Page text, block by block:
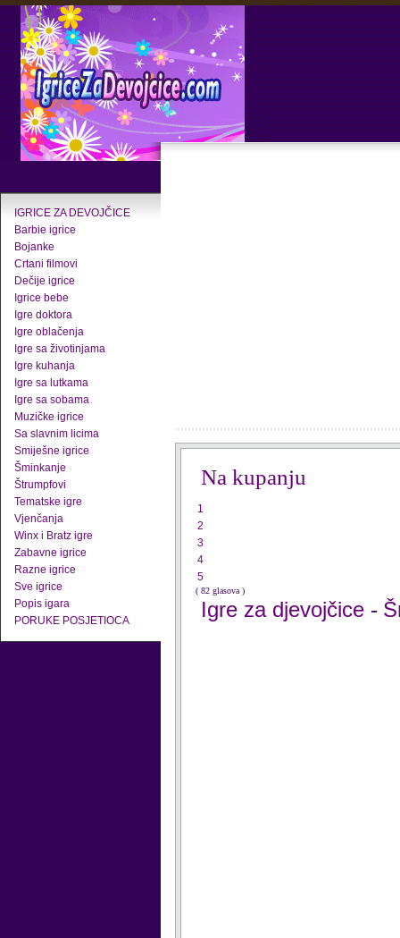
IGRICE ZA DEVOJČICE
Barbie igrice
Bojanke
Crtani filmovi
Dečije igrice
Igrice bebe
Igre doktora
Igre oblačenja
Igre sa životinjama
Igre kuhanja
Igre sa lutkama
Igre sa sobama
Muzičke igrice
Sa slavnim licima
Smiješne igrice
Šminkanje
Štrumpfovi
Tematske igre
Vjenčanja
Winx i Bratz igre
Zabavne igrice
Razne igrice
Sve igrice
Popis igara
PORUKE POSJETIOCA
Na kupanju
1
2
3
4
5
( 82 glasova )
Igre za djevojčice -